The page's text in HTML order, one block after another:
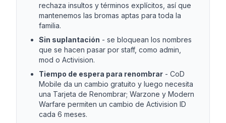
rechaza insultos y términos explícitos, así que
mantenemos las bromas aptas para toda la
familia.
Sin suplantación - se bloquean los nombres
que se hacen pasar por staff, como admin,
mod o Activision.
Tiempo de espera para renombrar - CoD
Mobile da un cambio gratuito y luego necesita
una Tarjeta de Renombrar; Warzone y Modern
Warfare permiten un cambio de Activision ID
cada 6 meses.